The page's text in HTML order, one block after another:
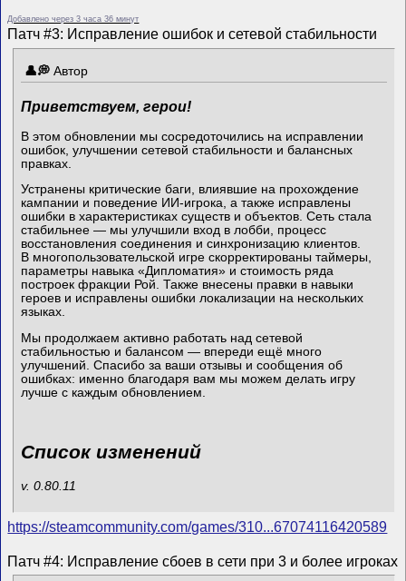
Добавлено через 3 часа 36 минут
Патч #3: Исправление ошибок и сетевой стабильности
Автор
Приветствуем, герои!
В этом обновлении мы сосредоточились на исправлении
ошибок, улучшении сетевой стабильности и балансных
правках.
Устранены критические баги, влиявшие на прохождение
кампании и поведение ИИ-игрока, а также исправлены
ошибки в характеристиках существ и объектов. Сеть стала
стабильнее — мы улучшили вход в лобби, процесс
восстановления соединения и синхронизацию клиентов.
В многопользовательской игре скорректированы таймеры,
параметры навыка «Дипломатия» и стоимость ряда
построек фракции Рой. Также внесены правки в навыки
героев и исправлены ошибки локализации на нескольких
языках.
Мы продолжаем активно работать над сетевой
стабильностью и балансом — впереди ещё много
улучшений. Спасибо за ваши отзывы и сообщения об
ошибках: именно благодаря вам мы можем делать игру
лучше с каждым обновлением.
Список изменений
v. 0.80.11
https://steamcommunity.com/games/310...67074116420589
Патч #4: Исправление сбоев в сети при 3 и более игроках